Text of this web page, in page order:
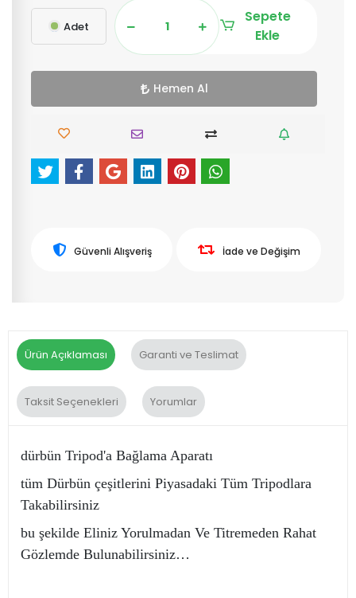
Adet
Sepete
Ekle
Hemen Al
Güvenli Alışveriş İade ve Değişim
Ürün Açıklaması Garanti ve Teslimat
Taksit Seçenekleri Yorumlar
dürbün Tripod'a Bağlama Aparatı
tüm Dürbün çeşitlerini Piyasadaki Tüm Tripodlara
Takabilirsiniz
bu şekilde Eliniz Yorulmadan Ve Titremeden Rahat
Gözlemde Bulunabilirsiniz…